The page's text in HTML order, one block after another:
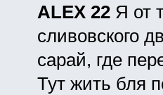
ALEX 22Я от
сливовского
сарай, где
Тут жить бля